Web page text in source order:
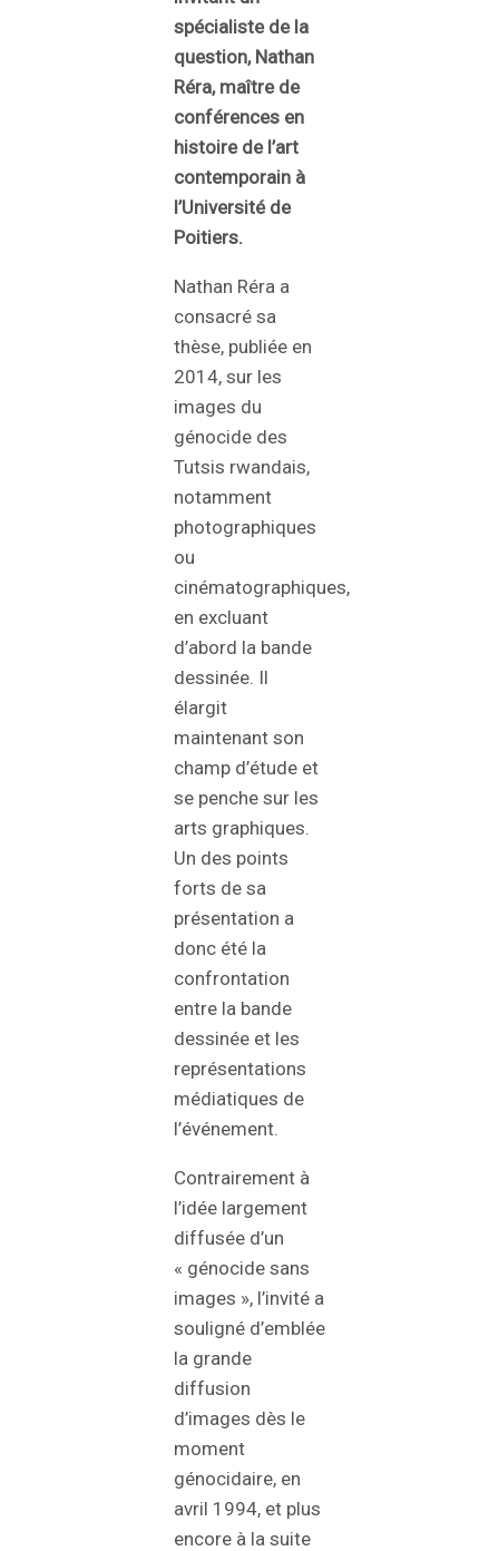
spécialiste de la
question, Nathan
Réra, maître de
conférences en
histoire de l’art
contemporain à
l’Université de
Poitiers.
Nathan Réra a
consacré sa
thèse, publiée en
2014, sur les
images du
génocide des
Tutsis rwandais,
notamment
photographiques
ou
cinématographiques,
en excluant
d’abord la bande
dessinée. Il
élargit
maintenant son
champ d’étude et
se penche sur les
arts graphiques.
Un des points
forts de sa
présentation a
donc été la
confrontation
entre la bande
dessinée et les
représentations
médiatiques de
l’événement.
Contrairement à
l’idée largement
diffusée d’un
« génocide sans
images », l’invité a
souligné d’emblée
la grande
diffusion
d’images dès le
moment
génocidaire, en
avril 1994, et plus
encore à la suite